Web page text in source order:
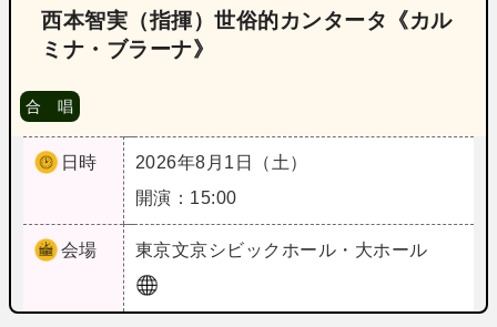
西本智実（指揮）世俗的カンタータ《カル
ミナ・ブラーナ》
合 唱
日時
2026年8月1日（土）
開演：15:00
会場 東京文京シビックホール・大ホール